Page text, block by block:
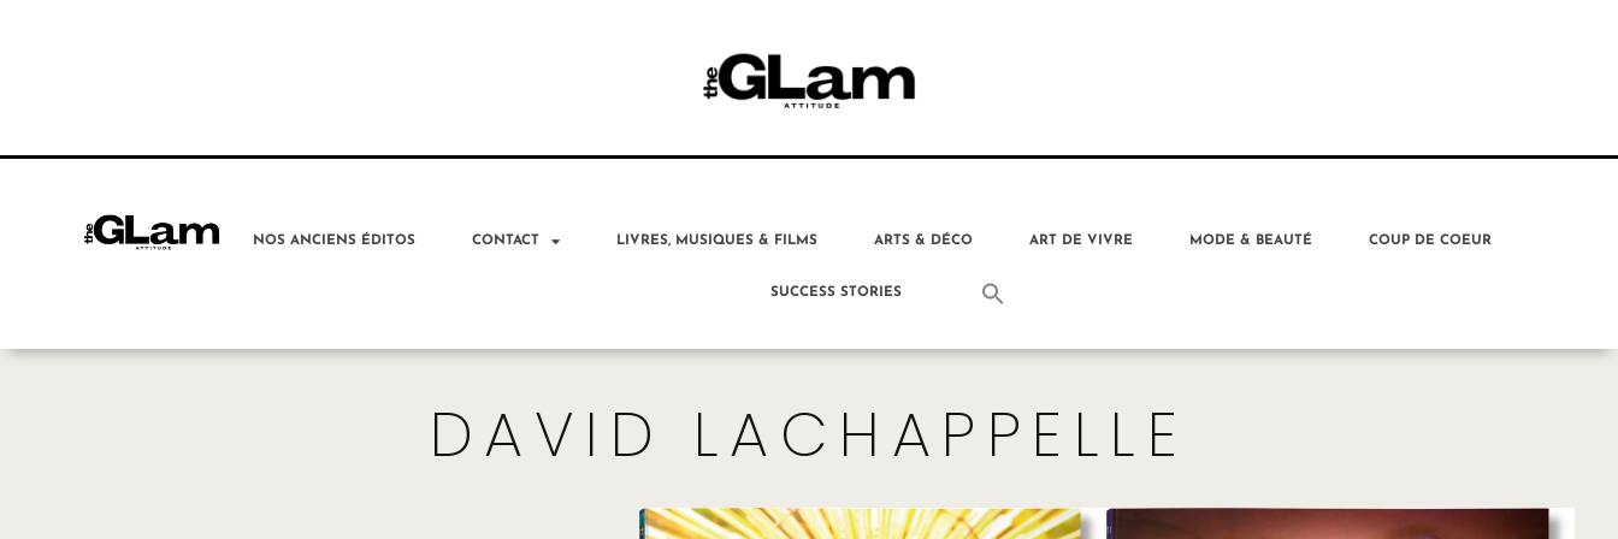
NOS ANCIENS ÉDITOS CONTACT LIVRES, MUSIQUES & FILMS ARTS & DÉCO ART DE VIVRE MODE & BEAUTÉ COUP DE COEUR
SUCCESS STORIES
DAVID LACHAPPELLE